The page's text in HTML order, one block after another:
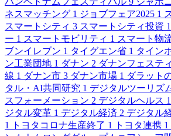
ネスマッチング 1 ジョブフェア2025 1
スマートシティ 3 スマートシティ投資 1
ー 1 スマートモビリティ 1 スマート物
ブンイレブン 1 タイグエン省 1 タイン
ン工業団地 1 ダナン 2 ダナンフェステ
線 1 ダナン市 3 ダナン市場 1 ダラット
タル・AI共同研究 1 デジタルツーリズ
スフォーメーション 2 デジタルヘルス 1
ジタル変革 1 デジタル経済 2 デジタル
1
トヨタコロナ生産終了 1 トヨタ連携 1